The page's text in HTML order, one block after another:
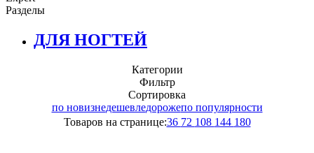
Разделы
ДЛЯ НОГТЕЙ
Категории
Фильтр
Сортировка
по новизнедешевледорожепо популярности
Товаров на странице:36 72 108 144 180